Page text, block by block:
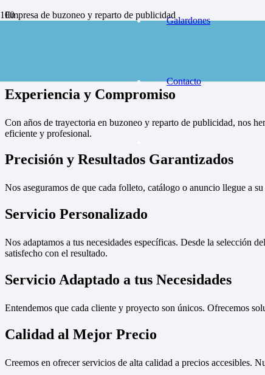
Galardones
Contacto
Empresa de buzoneo y reparto de publicidad
en toda España, solicite presupuesto
Contactar
Experiencia y Compromiso
Con años de trayectoria en buzoneo y reparto de publicidad, nos
eficiente y profesional.
Precisión y Resultados Garantizados
Nos aseguramos de que cada folleto, catálogo o anuncio llegue a
Servicio Personalizado
Nos adaptamos a tus necesidades específicas. Desde la selección
satisfecho con el resultado.
Servicio Adaptado a tus Necesidades
Entendemos que cada cliente y proyecto son únicos. Ofrecemos
Calidad al Mejor Precio
Creemos en ofrecer servicios de alta calidad a precios accesibles.